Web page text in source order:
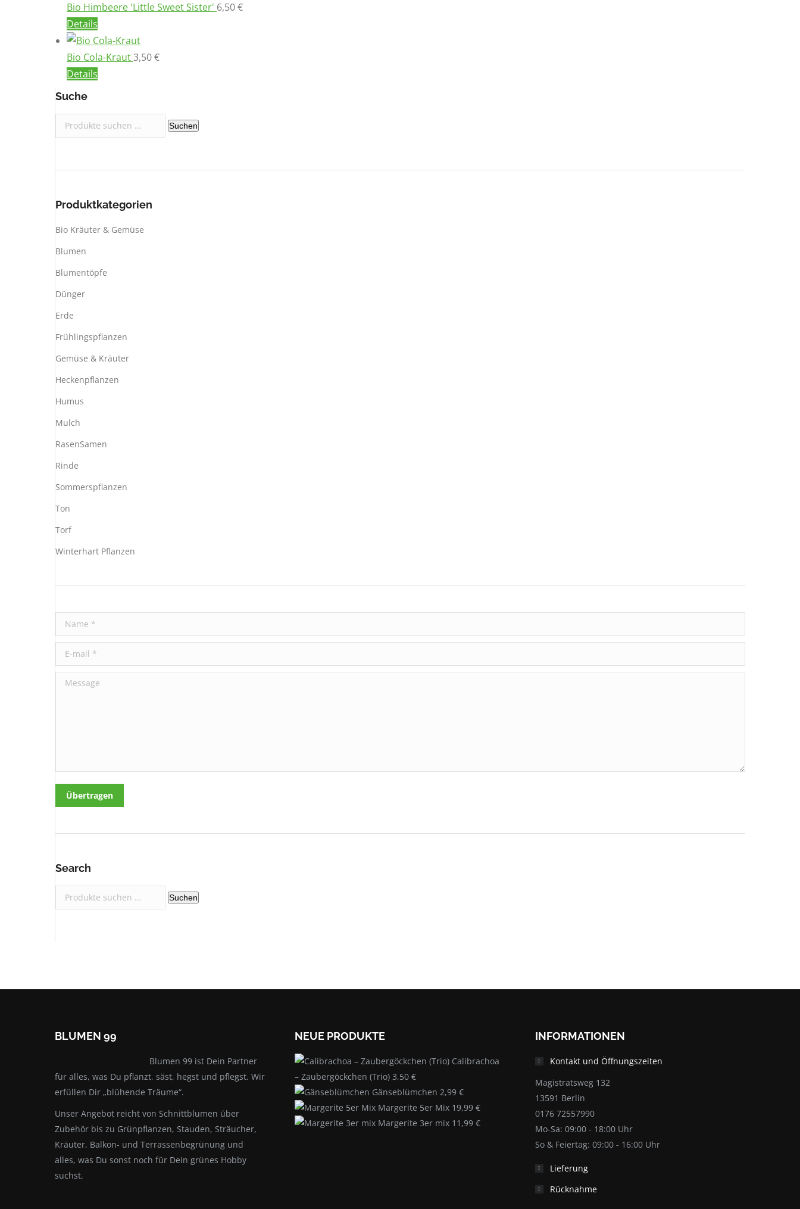
Bio Himbeere 'Little Sweet Sister' 6,50€
Details
Bio Cola-Kraut3,50€
Details
Suche
Suchen
nach:
Suchen
Produktkategorien
Bio Kräuter & Gemüse
Blumen
Blumentöpfe
Dünger
Erde
Frühlingspflanzen
Gemüse & Kräuter
Heckenpflanzen
Humus
Mulch
RasenSamen
Rinde
Sommerspflanzen
Ton
Torf
Winterhart Pflanzen
Name *
E-mail *
Message
Übertragen
Search
Suchen
nach:
Suchen
BLUMEN 99
Blumen 99 ist Dein Partner
für alles, was Du pflanzt, säst, hegst und pflegst. Wir
erfüllen Dir „blühende Träume“.
Unser Angebot reicht von Schnittblumen über
Zubehör bis zu Grünpflanzen, Stauden, Sträucher,
Kräuter, Balkon- und Terrassenbegrünung und
alles, was Du sonst noch für Dein grünes Hobby
suchst.
NEUE PRODUKTE
Calibrachoa
– Zaubergöckchen (Trio) 3,50€
Gänseblümchen 2,99€
Margerite 5er Mix 19,99€
Margerite 3er mix 11,99€
INFORMATIONEN
Kontakt und Öffnungszeiten
Magistratsweg 132
13591 Berlin
0176 72557990
Mo-Sa: 09:00 - 18:00 Uhr
So & Feiertag: 09:00 - 16:00 Uhr
Lieferung
Rücknahme